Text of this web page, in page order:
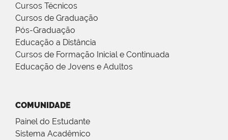
Cursos Técnicos
Cursos de Graduação
Pós-Graduação
Educação a Distância
Cursos de Formação Inicial e Continuada
Educação de Jovens e Adultos
COMUNIDADE
Painel do Estudante
Sistema Acadêmico